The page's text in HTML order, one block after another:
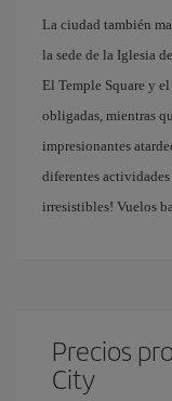
La ciudad también
la sede de la Iglesia
El Temple Square y
obligadas, mientras
impresionantes
diferentes actividades
irresistibles! Vuelos
Precios
City